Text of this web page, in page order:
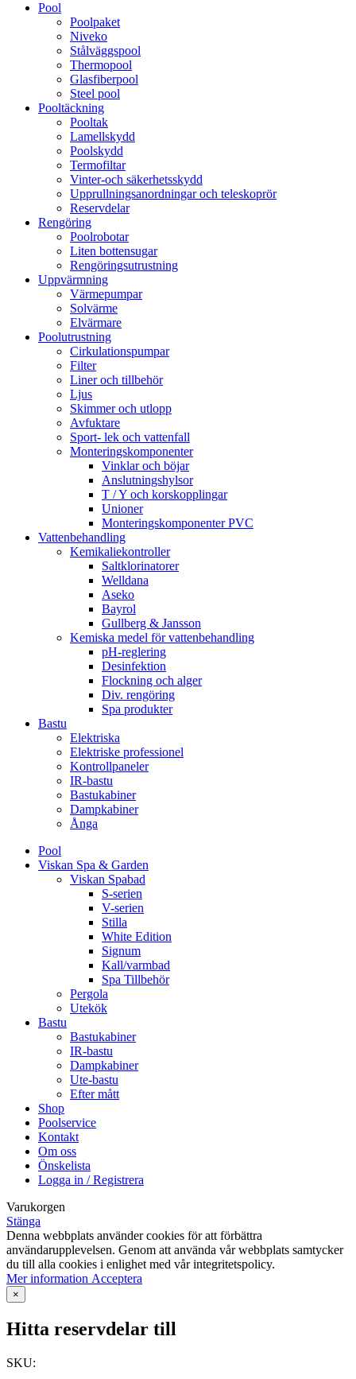
Pool
Poolpaket
Niveko
Stålväggspool
Thermopool
Glasfiberpool
Steel pool
Pooltäckning
Pooltak
Lamellskydd
Poolskydd
Termofiltar
Vinter-och säkerhetsskydd
Upprullningsanordningar och teleskoprör
Reservdelar
Rengöring
Poolrobotar
Liten bottensugar
Rengöringsutrustning
Uppvärmning
Värmepumpar
Solvärme
Elvärmare
Poolutrustning
Cirkulationspumpar
Filter
Liner och tillbehör
Ljus
Skimmer och utlopp
Avfuktare
Sport- lek och vattenfall
Monteringskomponenter
Vinklar och böjar
Anslutningshylsor
T / Y och korskopplingar
Unioner
Monteringskomponenter PVC
Vattenbehandling
Kemikaliekontroller
Saltklorinatorer
Welldana
Aseko
Bayrol
Gullberg & Jansson
Kemiska medel för vattenbehandling
pH-reglering
Desinfektion
Flockning och alger
Div. rengöring
Spa produkter
Bastu
Elektriska
Elektriske professionel
Kontrollpaneler
IR-bastu
Bastukabiner
Dampkabiner
Ånga
Pool
Viskan Spa & Garden
Viskan Spabad
S-serien
V-serien
Stilla
White Edition
Signum
Kall/varmbad
Spa Tillbehör
Pergola
Utekök
Bastu
Bastukabiner
IR-bastu
Dampkabiner
Ute-bastu
Efter mått
Shop
Poolservice
Kontakt
Om oss
Önskelista
Logga in / Registrera
Varukorgen
Stänga
Denna webbplats använder cookies för att förbättra
användarupplevelsen. Genom att använda vår webbplats samtycker
du till alla cookies i enlighet med vår integritetspolicy.
Mer information Mer
Acceptera
×
Hitta reservdelar till
SKU: